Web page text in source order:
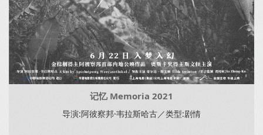
记忆 Memoria 2021
导演:阿彼察邦·韦拉斯哈古／类型:剧情